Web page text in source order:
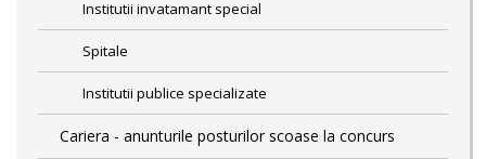
Institutii invatamant special
Spitale
Institutii publice specializate
Cariera - anunturile posturilor scoase la concurs